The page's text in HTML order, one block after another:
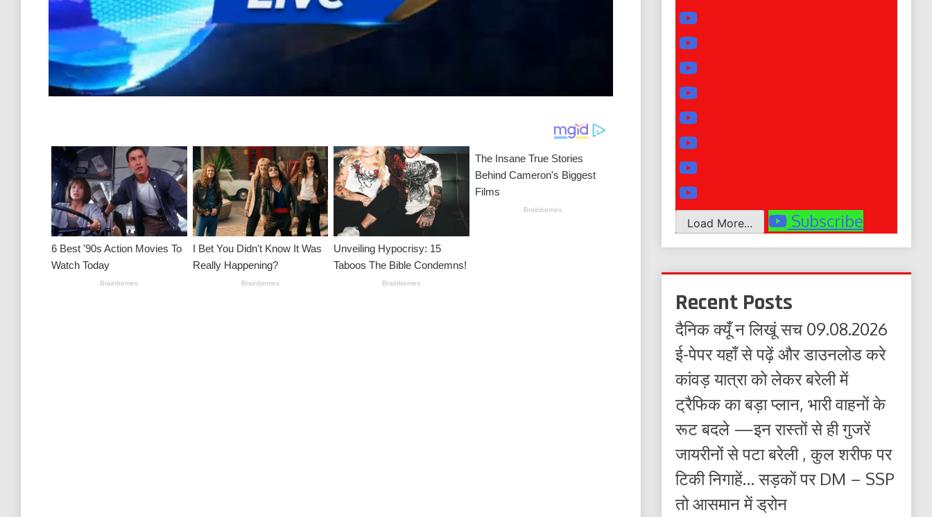
Load More... Subscribe
Recent Posts
दैनिक क्यूँ न लिखूं सच 09.08.2026
ई-पेपर यहाँ से पढ़ें और डाउनलोड करे
कांवड़ यात्रा को लेकर बरेली में
ट्रैफिक का बड़ा प्लान, भारी वाहनों के
रूट बदले —इन रास्तों से ही गुजरें
जायरीनों से पटा बरेली , कुल शरीफ पर
टिकी निगाहें… सड़कों पर DM – SSP
तो आसमान में ड्रोन